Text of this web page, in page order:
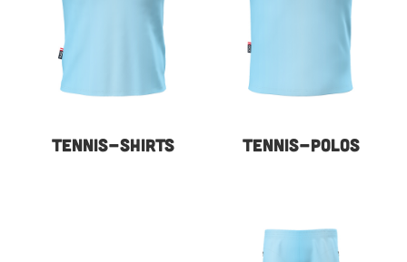
TENNIS-SHIRTS TENNIS-POLOS